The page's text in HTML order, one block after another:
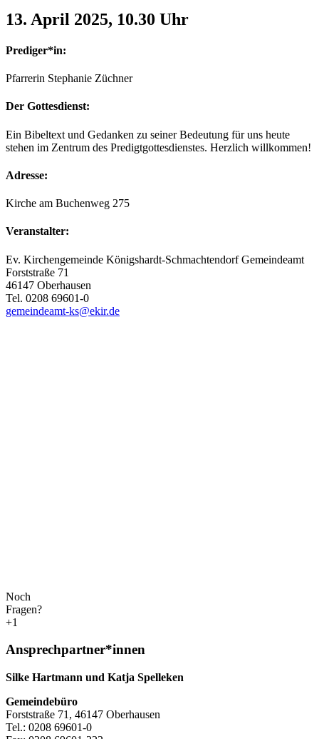
13. April 2025, 10.30 Uhr
Prediger*in:
Pfarrerin Stephanie Züchner
Der Gottesdienst:
Ein Bibeltext und Gedanken zu seiner Bedeutung für uns heute
stehen im Zentrum des Predigtgottesdienstes. Herzlich willkommen!
Adresse:
Kirche am Buchenweg 275
Veranstalter:
Ev. Kirchengemeinde Königshardt-Schmachtendorf Gemeindeamt
Forststraße 71
46147 Oberhausen
Tel. 0208 69601-0
gemeindeamt-ks@ekir.de
Noch
Fragen?
+1
Ansprechpartner*innen
Silke Hartmann und Katja Spelleken
Gemeindebüro
Forststraße 71, 46147 Oberhausen
Tel.: 0208 69601-0